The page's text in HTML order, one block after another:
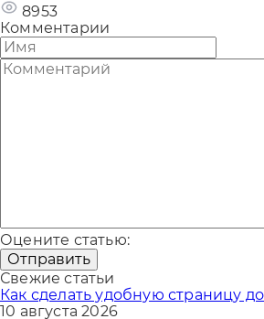
8953
Комментарии
Оцените статью:
Отправить
Свежие статьи
Как сделать удобную страницу
10 августа 2026